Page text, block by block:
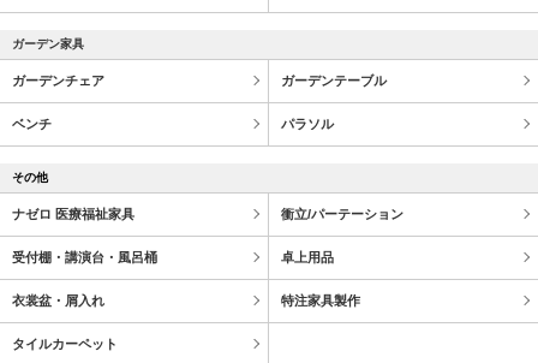
ガーデン家具
ガーデンチェア ガーデンテーブル
ベンチ パラソル
その他
ナゼロ 医療福祉家具 衝立/パーテーション
受付棚・講演台・風呂桶 卓上用品
衣裳盆・屑入れ 特注家具製作
タイルカーペット